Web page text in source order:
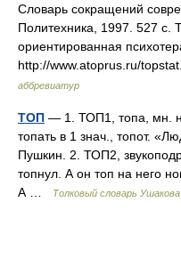
Словарь сокращений
Политехника, 1997. 527
ориентированная
http://www.atoprus.ru/
аббревиатур
ТОП — 1. ТОП1, топа, мн.
топать в 1 знач., топот.
Пушкин. 2. ТОП2,
топнул. А он топ на него
А …
Толковый словарь Ушакова